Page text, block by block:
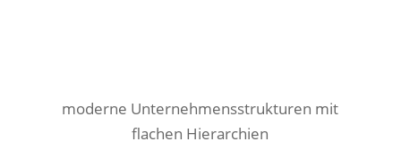
moderne Unternehmensstrukturen mit
flachen Hierarchien